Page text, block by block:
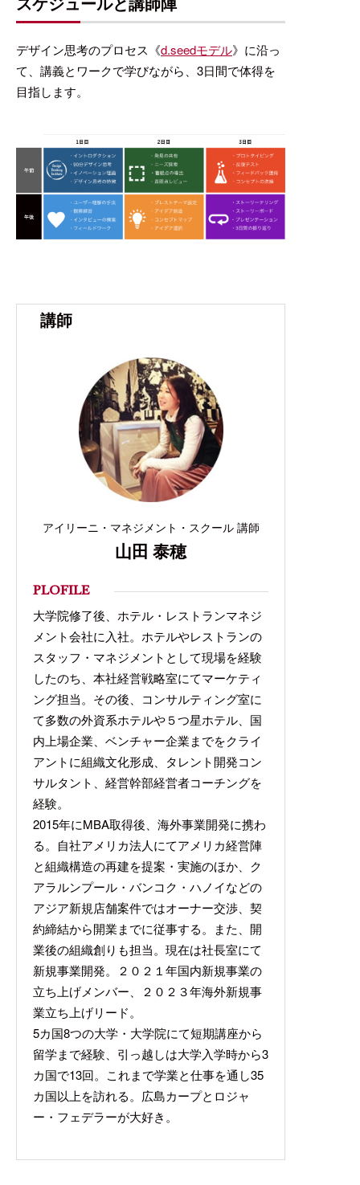
デザイン思考のプロセス《d.seedモデル》に沿っ
て、講義とワークで学びながら、3日間で体得を
目指します。
講師
アイリーニ・マネジメント・スクール 講師
山田 泰穂
PLOFILE
大学院修了後、ホテル・レストランマネジ
メント会社に入社。ホテルやレストランの
スタッフ・マネジメントとして現場を経験
したのち、本社経営戦略室にてマーケティ
ング担当。その後、コンサルティング室に
て多数の外資系ホテルや５つ星ホテル、国
内上場企業、ベンチャー企業までをクライ
アントに組織文化形成、タレント開発コン
サルタント、経営幹部経営者コーチングを
経験。
2015年にMBA取得後、海外事業開発に携わ
る。自社アメリカ法人にてアメリカ経営陣
と組織構造の再建を提案・実施のほか、ク
アラルンプール・バンコク・ハノイなどの
アジア新規店舗案件ではオーナー交渉、契
約締結から開業までに従事する。また、開
業後の組織創りも担当。現在は社長室にて
新規事業開発。２０２１年国内新規事業の
立ち上げメンバー、２０２３年海外新規事
業立ち上げリード。
5カ国8つの大学・大学院にて短期講座から
留学まで経験、引っ越しは大学入学時から3
カ国で13回。これまで学業と仕事を通し35
カ国以上を訪れる。広島カープとロジャ
ー・フェデラーが大好き。